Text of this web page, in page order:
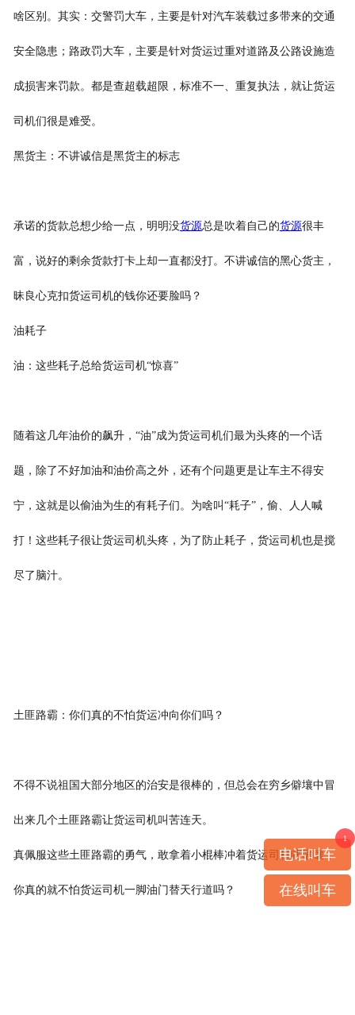
啥区别。其实：交警罚大车，主要是针对汽车装载过多带来的交通
安全隐患；路政罚大车，主要是针对货运过重对道路及公路设施造
成损害来罚款。都是查超载超限，标准不一、重复执法，就让货运
司机们很是难受。
黑货主：不讲诚信是黑货主的标志
承诺的货款总想少给一点，明明没货源总是吹着自己的货源很丰
富，说好的剩余货款打卡上却一直都没打。不讲诚信的黑心货主，
昧良心克扣货运司机的钱你还要脸吗？
油耗子
油：这些耗子总给货运司机“惊喜”
随着这几年油价的飙升，“油”成为货运司机们最为头疼的一个话
题，除了不好加油和油价高之外，还有个问题更是让车主不得安
宁，这就是以偷油为生的有耗子们。为啥叫“耗子”，偷、人人喊
打！这些耗子很让货运司机头疼，为了防止耗子，货运司机也是搅
尽了脑汁。
土匪路霸：你们真的不怕货运冲向你们吗？
不得不说祖国大部分地区的治安是很棒的，但总会在穷乡僻壤中冒
出来几个土匪路霸让货运司机叫苦连天。
真佩服这些土匪路霸的勇气，敢拿着小棍棒冲着货运司机瞎嚷嚷，
你真的就不怕货运司机一脚油门替天行道吗？
电话叫车
1
在线叫车